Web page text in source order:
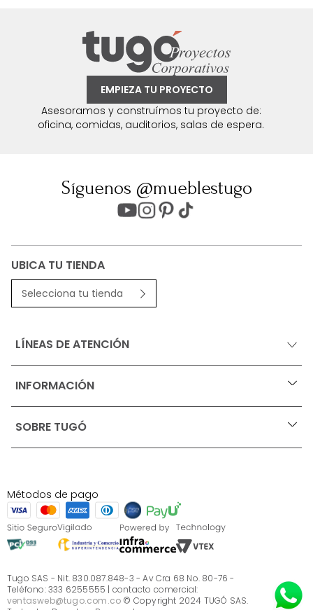
EMPIEZA TU PROYECTO
Asesoramos y construímos tu proyecto de:
oficina, comidas, auditorios, salas de espera.
Síguenos @mueblestugo
UBICA TU TIENDA
Selecciona tu tienda
LÍNEAS DE ATENCIÓN
INFORMACIÓN +
Ofertas vigentes
Términos, condiciones y restricciones para productos
S.A.S
Términos, condiciones y restricciones Tugó S.A.S
Instructivo cuidado de muebles
Sé parte de Tugó
¿Quiénes somos?
Servicio al cliente
SOBRE TUGÓ +
¿Quieres vender en Tugó?
Métodos de pago
Tugo SAS - Nit. 830.087.848-3 - Av Cra 68 No. 80-76 -
Teléfono: 333 6255555 | contacto comercial:
ventasweb@tugo.com.co © Copyright 2024 TUGÓ SAS.